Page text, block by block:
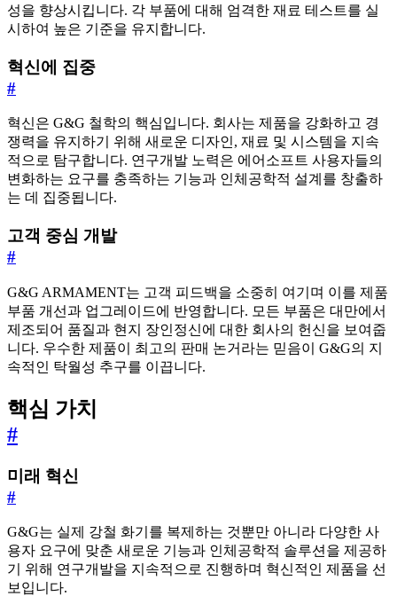
성을 향상시킵니다. 각 부품에 대해 엄격한 재료 테스트를 실
시하여 높은 기준을 유지합니다.
혁신에 집중
#
혁신은 G&G 철학의 핵심입니다. 회사는 제품을 강화하고 경
쟁력을 유지하기 위해 새로운 디자인, 재료 및 시스템을 지속
적으로 탐구합니다. 연구개발 노력은 에어소프트 사용자들의
변화하는 요구를 충족하는 기능과 인체공학적 설계를 창출하
는 데 집중됩니다.
고객 중심 개발
#
G&G ARMAMENT는 고객 피드백을 소중히 여기며 이를 제품
부품 개선과 업그레이드에 반영합니다. 모든 부품은 대만에서
제조되어 품질과 현지 장인정신에 대한 회사의 헌신을 보여줍
니다. 우수한 제품이 최고의 판매 논거라는 믿음이 G&G의 지
속적인 탁월성 추구를 이끕니다.
핵심 가치
#
미래 혁신
#
G&G는 실제 강철 화기를 복제하는 것뿐만 아니라 다양한 사
용자 요구에 맞춘 새로운 기능과 인체공학적 솔루션을 제공하
기 위해 연구개발을 지속적으로 진행하며 혁신적인 제품을 선
보입니다.